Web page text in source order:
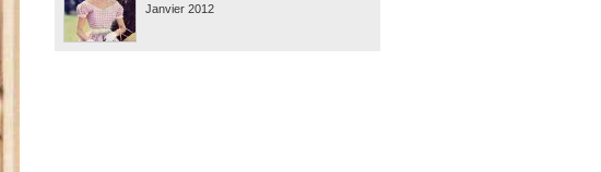
Janvier 2012